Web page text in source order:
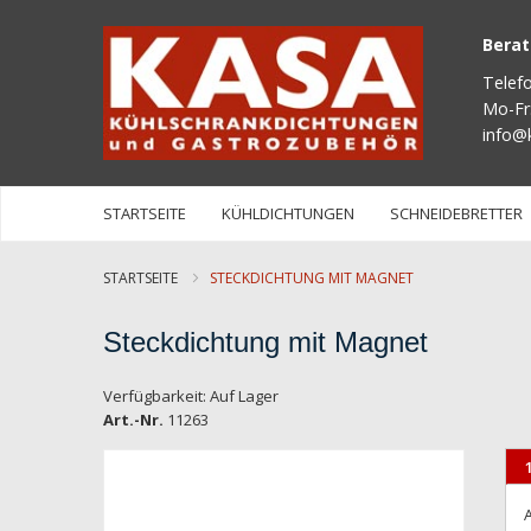
Mo-
STARTSEITE KÜHLDICHTUNGEN SCHNEIDEBRETTER
STARTSEITE STECKDICHTUNG MIT MAGNET
Steckdichtung mit Magnet
Verfügbarkeit: Auf Lager
Art.-Nr. 11263